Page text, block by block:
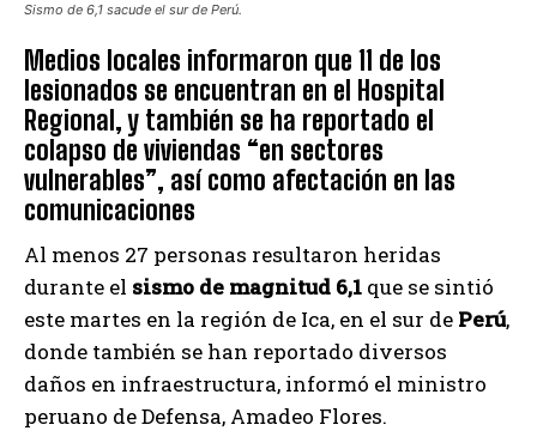
Sismo de 6,1 sacude el sur de Perú.
Medios locales informaron que 11 de los
lesionados se encuentran en el Hospital
Regional, y también se ha reportado el
colapso de viviendas “en sectores
vulnerables”, así como afectación en las
comunicaciones
Al menos 27 personas resultaron heridas
durante el sismo de magnitud 6,1 que se sintió
este martes en la región de Ica, en el sur de Perú,
donde también se han reportado diversos
daños en infraestructura, informó el ministro
peruano de Defensa, Amadeo Flores.